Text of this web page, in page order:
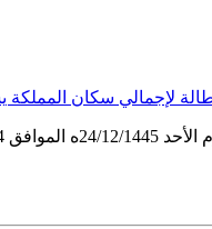
سكان المملكة يستقر نسبياً عند